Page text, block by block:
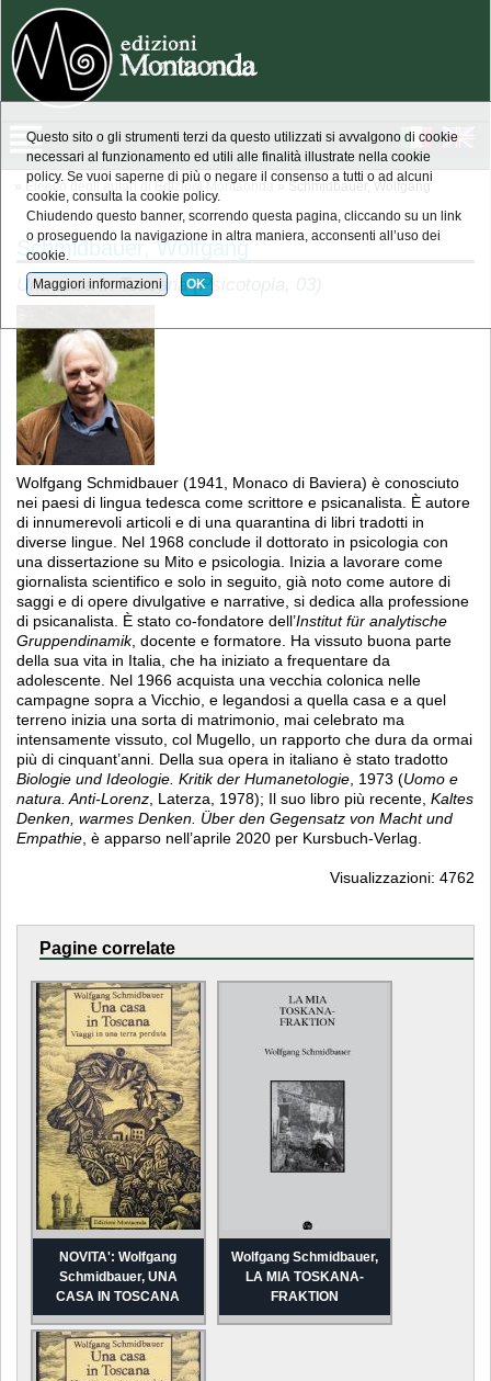
» Elenco degli autori di Edizioni Montaonda » Schmidbauer, Wolfgang
Schmidbauer, Wolfgang
Una casa in Toscana (Psicotopia, 03)
Wolfgang Schmidbauer (1941, Monaco di Baviera) è conosciuto
nei paesi di lingua tedesca come scrittore e psicanalista. È autore
di innumerevoli articoli e di una quarantina di libri tradotti in
diverse lingue. Nel 1968 conclude il dottorato in psicologia con
una dissertazione su Mito e psicologia. Inizia a lavorare come
giornalista scientifico e solo in seguito, già noto come autore di
saggi e di opere divulgative e narrative, si dedica alla professione
di psicanalista. È stato co-fondatore dell’Institut für analytische
Gruppendinamik, docente e formatore. Ha vissuto buona parte
della sua vita in Italia, che ha iniziato a frequentare da
adolescente. Nel 1966 acquista una vecchia colonica nelle
campagne sopra a Vicchio, e legandosi a quella casa e a quel
terreno inizia una sorta di matrimonio, mai celebrato ma
intensamente vissuto, col Mugello, un rapporto che dura da ormai
più di cinquant’anni. Della sua opera in italiano è stato tradotto
Biologie und Ideologie. Kritik der Humanetologie , 1973 (Uomo e
natura. Anti-Lorenz , Laterza, 1978); Il suo libro più recente,Kaltes
Denken, warmes Denken. Über den Gegensatz von Macht und
Empathie , è apparso nell’aprile 2020 per Kursbuch-Verlag.
Visualizzazioni: 4762
Pagine correlate
NOVITA': Wolfgang
Schmidbauer, UNA
CASA IN TOSCANA
Wolfgang Schmidbauer,
LA MIA TOSKANA-
FRAKTION
Questo sito o gli strumenti terzi da questo utilizzati si avvalgono di cookie
necessari al funzionamento ed utili alle finalità illustrate nella cookie
policy. Se vuoi saperne di più o negare il consenso a tutti o ad alcuni
cookie, consulta la cookie policy.
Chiudendo questo banner, scorrendo questa pagina, cliccando su un link
o proseguendo la navigazione in altra maniera, acconsenti all’uso dei
cookie.
Maggiori informazioni OK